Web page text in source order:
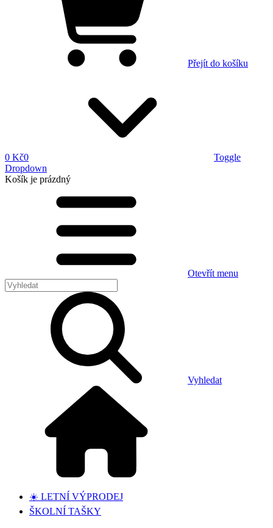
Přejít do košíku
0 Kč0
Toggle
Dropdown
Košík je prázdný
Otevřít menu
Vyhledat
☀️ LETNÍ VÝPRODEJ
ŠKOLNÍ TAŠKY